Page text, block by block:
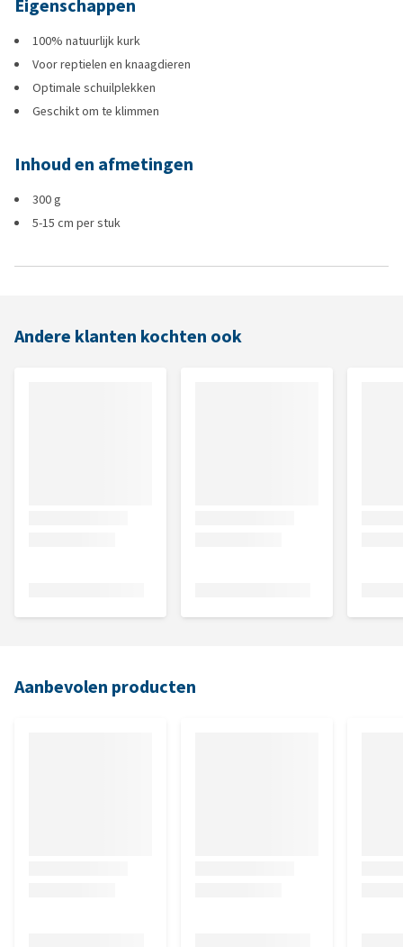
Eigenschappen
100% natuurlijk kurk
Voor reptielen en knaagdieren
Optimale schuilplekken
Geschikt om te klimmen
Inhoud en afmetingen
300 g
5-15 cm per stuk
Andere klanten kochten ook
Aanbevolen producten